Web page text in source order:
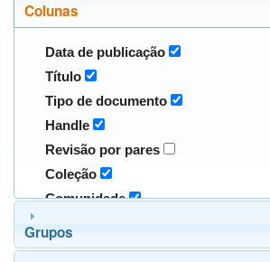
Colunas
Data de publicação
Título
Tipo de documento
Handle
Revisão por pares
Coleção
Comunidade
Grupos